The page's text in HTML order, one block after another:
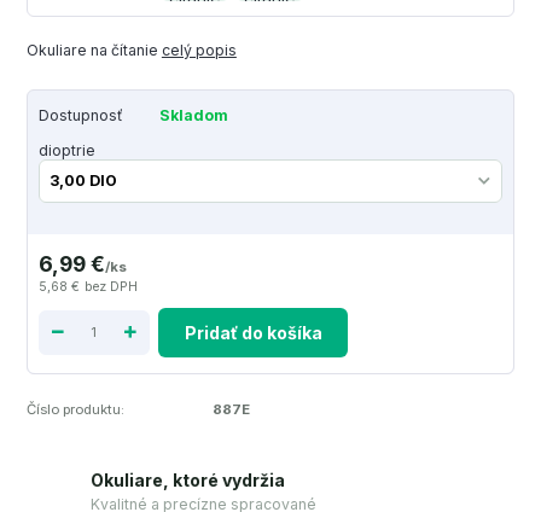
Okuliare na čítanie celý popis
Dostupnosť
Skladom
dioptrie
6,99 €/ks
5,68 € bez DPH
Pridať do košíka
Číslo produktu: 887E
Okuliare, ktoré vydržia
Kvalitné a precízne spracované